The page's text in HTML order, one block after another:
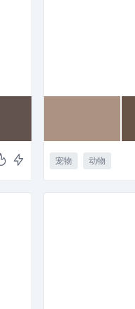
宠物 动物